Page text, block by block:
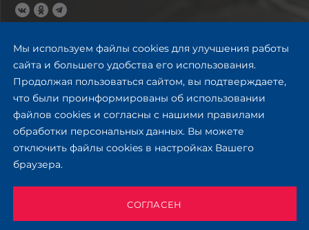
Мы используем файлы cookies для улучшения работы
сайта и большего удобства его использования.
Продолжая пользоваться сайтом, вы подтверждаете,
что были проинформированы об использовании
файлов cookies и согласны с нашими правилами
обработки персональных данных. Вы можете
отключить файлы cookies в настройках Вашего
браузера.
СОГЛАСЕН
443100, Самара
Обратная связь
Приемная комиссия
Приёмная комиссия
Заочное обучение
+ 7 (846) 279-03-58